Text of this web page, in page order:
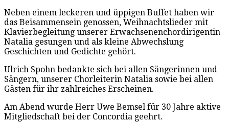
Neben einem leckeren und üppigen Buffet haben wir
das Beisammensein genossen, Weihnachtslieder mit
Klavierbegleitung unserer Erwachsenenchordirigentin
Natalia gesungen und als kleine Abwechslung
Geschichten und Gedichte gehört.
Ulrich Spohn bedankte sich bei allen Sängerinnen und
Sängern, unserer Chorleiterin Natalia sowie bei allen
Gästen für ihr zahlreiches Erscheinen.
Am Abend wurde Herr Uwe Bemsel für 30 Jahre aktive
Mitgliedschaft bei der Concordia geehrt.